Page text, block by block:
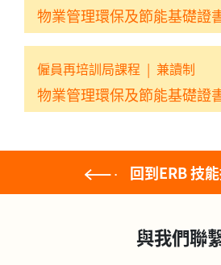
物業管理環保及節能基礎證
僱員再培訓局課程 | 兼讀制
物業管理環保及節能基礎證
回到ERB 技
與我們聯